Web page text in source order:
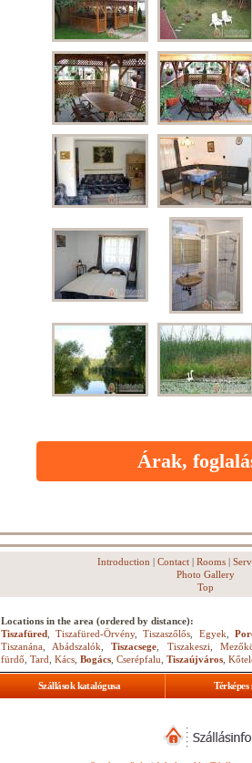
Árak,
Introduction | Contact| Rooms|
Photo Gallery
Top
Locations in the area (ordered by distance):
Tiszafüred ,Tiszafüred-Örvény,Tiszaszőlős Egyek
Tiszanána
Abádszalók ,Tiszacsege Tiszakeszi
fürdő Tard Kács Bogács Cserépfalu Tiszaújváros
Szállások katalógusa Térképes